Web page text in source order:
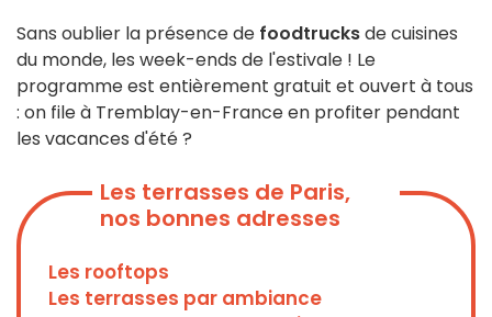
Sans oublier la présence de foodtrucksde cuisines
du monde, les week-ends de l'estivale ! Le
programme est entièrement gratuit et ouvert à tous
: on file à Tremblay-en-France en profiter pendant
les vacances d'été ?
Les terrasses de Paris,
nos bonnes adresses
Les rooftops
Les terrasses par ambiance